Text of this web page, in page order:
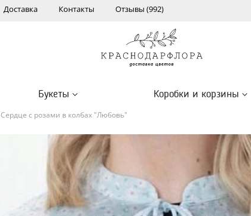
Доставка Контакты Отзывы (992)
Букеты Коробки и корзины
Сердце с розами в колбах "Любовь"